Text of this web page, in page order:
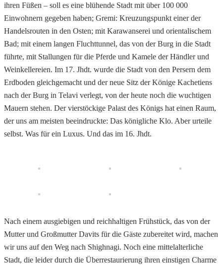
ihren Füßen – soll es eine blühende Stadt mit über 100 000
Einwohnern gegeben haben; Gremi: Kreuzungspunkt einer der
Handelsrouten in den Osten; mit Karawanserei und orientalischem
Bad; mit einem langen Fluchttunnel, das von der Burg in die Stadt
führte, mit Stallungen für die Pferde und Kamele der Händler und
Weinkellereien. Im 17. Jhdt. wurde die Stadt von den Persern dem
Erdboden gleichgemacht und der neue Sitz der Könige Kachetiens
nach der Burg in Telavi verlegt, von der heute noch die wuchtigen
Mauern stehen. Der vierstöckige Palast des Königs hat einen Raum,
der uns am meisten beeindruckte: Das königliche Klo. Aber urteile
selbst. Was für ein Luxus. Und das im 16. Jhdt.
Nach einem ausgiebigen und reichhaltigen Frühstück, das von der
Mutter und Großmutter Davits für die Gäste zubereitet wird, machen
wir uns auf den Weg nach Shighnagi. Noch eine mittelalterliche
Stadt, die leider durch die Überrestaurierung ihren einstigen Charme